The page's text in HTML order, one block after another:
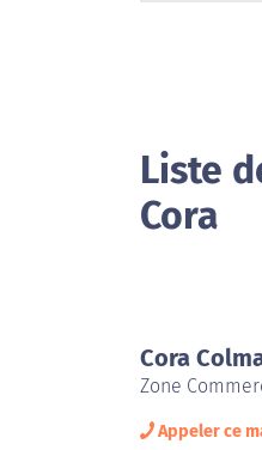
Liste
Cora
Cora
Zone
Appeler ce